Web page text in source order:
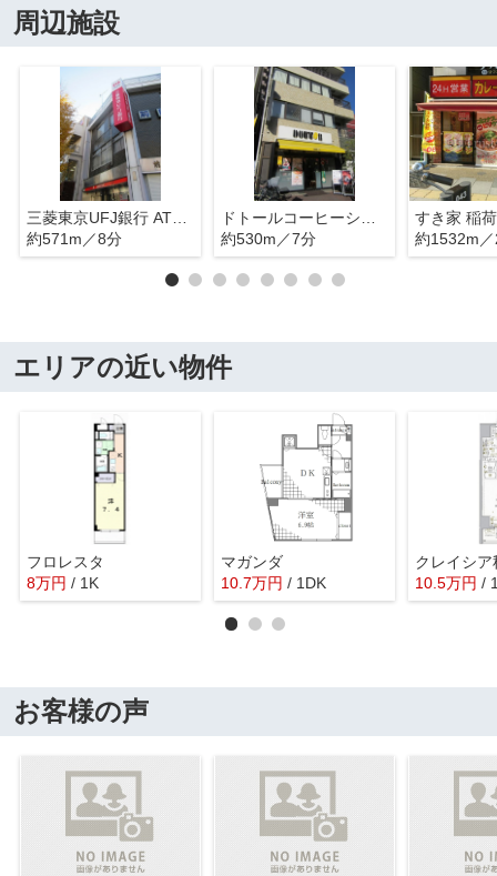
周辺施設
三菱東京UFJ銀行 ATMコーナー 入谷駅前
約571m／8分
約530m／7分
すき家 稲
約1532m
エリアの近い物件
フロレスタ
8万円 / 1K
マガンダ
10.7万円 / 1DK
クレイシ
10.5万円 /
お客様の声